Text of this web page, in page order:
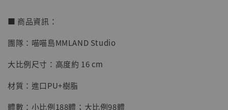
【店內現貨】七龍珠 系列蒐藏雕像 悟空 鳥山
明紀念款 [奇蹟工作室]
NT$ 5,580
■ 商品資訊：
團隊：喵喵島MMLAND Studio
大比例尺寸：高度約 16 cm
材質：進口PU+樹脂
體數：小比例188體；大比例98體